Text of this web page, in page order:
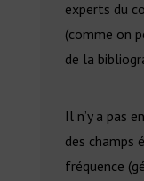
experts du
(comme on
de la
Il n’y a pas
des champs
fréquence